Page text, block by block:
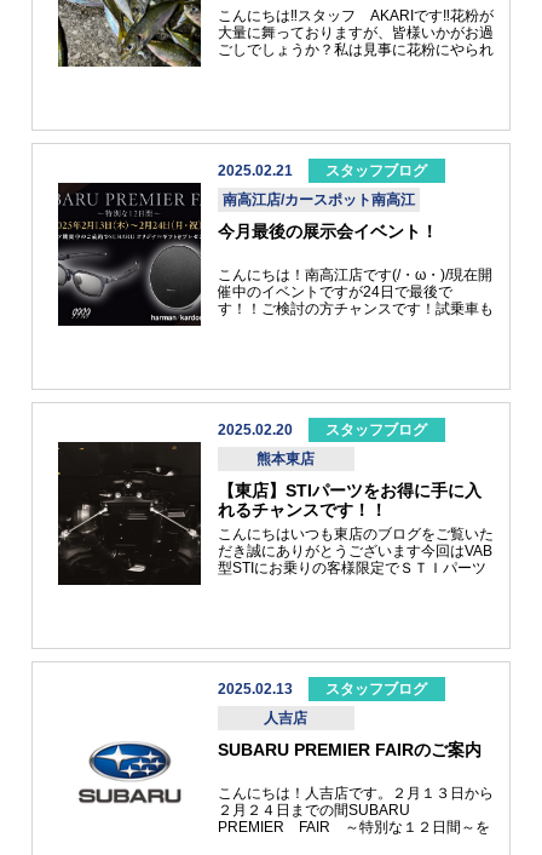
今月の３月17日で新車のご注文が終了と
なります。フォレスターが注文終了にあた
りお得なキャンペーンを実施しておりま
す！ 新車価格が値上がりしている昨今、
さい！また、週末はイベントを開催してお
ります！今回の特別仕様車やフォレスター
に興味関心がございましたら、ぜひお気軽
にお越しください！皆様のご来店、スタッ
フ一同心よりお待ちしております！
こんにちは‼スタッフ AKARIです‼花粉が
大量に舞っておりますが、皆様いかがお過
ごしでしょうか？私は見事に花粉にやられ
m(__)mさてさて、今回は「アジング」に
のものになります(笑)すみません…(笑)何
度も行こうと思ったのですが、寒くて寒く
て…用事も重なって行けず終いの今日この
頃です(-.-)ということで、数か月前のアジ
ング釣果報告を致します‼いつもの堤防で
まずまずで不安な釣行でした…『釣れるか
なぁ…』と思いながらの一投目…キッ、キ
タ
ー！！！！！！！！！！！！！！！！！！！！
ど回遊してきていたのだと思いますが、ナ
イスタイミングでした‼とりあえず落ち着
くまで投げ続けて… 私↓ 従兄弟↓こちらの
釣果でした>゜))))彡沢山釣れたぞ～‼と意
気込んで帰ったはいいものの…アングラー
臓取り→頭落とし…ここで寝てもよかった
のですが、やはり美味しく頂きたい。三枚
におろして臭みを取る作業…36匹、全て
に行いました… 言い訳ですが、眠かった
ので雑なのは許してください(;´Д｀)そして
しっかり、ロッドとリールを洗ってクーラ
ですが、取れるだけお刺身で頂きました‼
久しく行っていないアジング…そろそろ行
きたいですね…早く行かないと時期が…重
い腰持ち上げて行ってきます(｀･ω･´)ゞ 皆
様の釣果もぜひ教えて頂けますと嬉しいで
す‼ ではまた～くコ:彡
2025.02.21
スタッフブログ
南高江店/カースポット南高江
今月最後の展示会イベント！
こんにちは！南高江店です(/・ω・)/現在開
催中のイベントですが24日で最後で
す！！ご検討の方チャンスです！試乗車も
2025.02.20
スタッフブログ
熊本東店
【東店】STIパーツをお得に手に入
れるチャンスです！！
こんにちはいつも東店のブログをご覧いた
だき誠にありがとうございます今回はVAB
型STIにお乗りの客様限定でＳＴＩパーツ
ツ。車体が持つ僅かな ”遊び や ”ガタ” とい
ることで四輪の路面接地性向上により走行
安定性が増し、ドライバーの操作に対する
車両の挙動の一体感を向上させ、機敏な初
期操舵としなやかな乗心地を両立させま
す。実際の走りは一言でいうと「気持ちよ
が軽快になります」Ｓ字カーブが連続する
道では姿勢変化が少なくなり内側で踏ん張
り浮きづらくなったようなに感じますただ
決して硬くなってはいないので走りと乗り
2025.02.13
スタッフブログ
人吉店
SUBARU PREMIER FAIRのご案内
こんにちは！人吉店です。２月１３日から
２月２４日までの間SUBARU
PREMIER FAIR ～特別な１２日間～を